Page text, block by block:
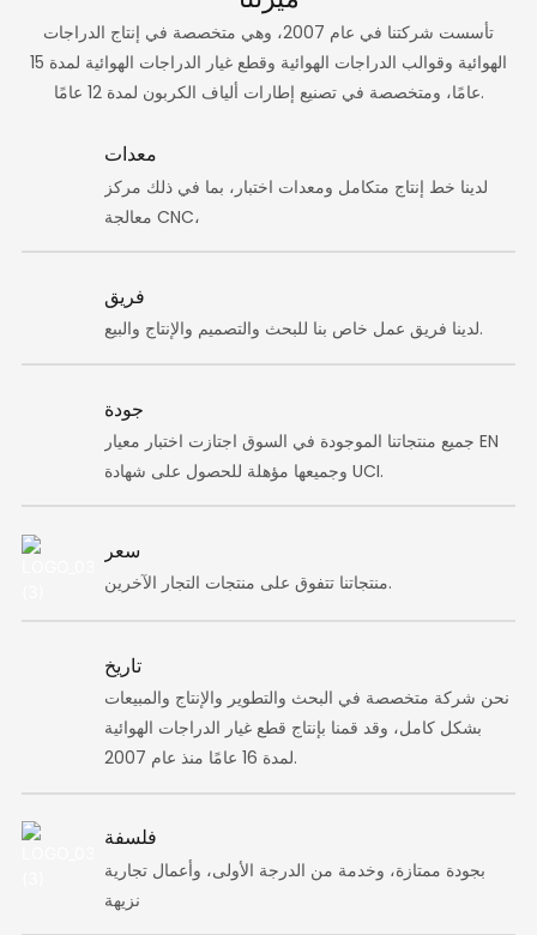
تأسست شركتنا في عام 2007، وهي متخصصة في إنتاج الدراجات
الهوائية وقوالب الدراجات الهوائية وقطع غيار الدراجات الهوائية لمدة 15
عامًا، ومتخصصة في تصنيع إطارات ألياف الكربون لمدة 12 عامًا.
معدات
لدينا خط إنتاج متكامل ومعدات اختبار، بما في ذلك مركز
معالجة CNC،
فريق
لدينا فريق عمل خاص بنا للبحث والتصميم والإنتاج والبيع.
جودة
جميع منتجاتنا الموجودة في السوق اجتازت اختبار معيار EN
وجميعها مؤهلة للحصول على شهادة UCI.
سعر
منتجاتنا تتفوق على منتجات التجار الآخرين.
تاريخ
نحن شركة متخصصة في البحث والتطوير والإنتاج والمبيعات
بشكل كامل، وقد قمنا بإنتاج قطع غيار الدراجات الهوائية
لمدة 16 عامًا منذ عام 2007.
فلسفة
بجودة ممتازة، وخدمة من الدرجة الأولى، وأعمال تجارية
نزيهة